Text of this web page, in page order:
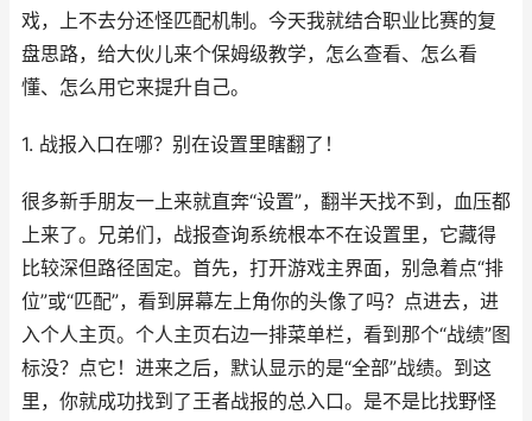
戏，上不去分还怪匹配机制。今天我就结合职业比赛的复
盘思路，给大伙儿来个保姆级教学，怎么查看、怎么看
懂、怎么用它来提升自己。
1. 战报入口在哪？别在设置里瞎翻了！
很多新手朋友一上来就直奔“设置”，翻半天找不到，血压都
上来了。兄弟们，战报查询系统根本不在设置里，它藏得
比较深但路径固定。首先，打开游戏主界面，别急着点“排
位”或“匹配”，看到屏幕左上角你的头像了吗？点进去，进
入个人主页。个人主页右边一排菜单栏，看到那个“战绩”图
标没？点它！进来之后，默认显示的是“全部”战绩。到这
里，你就成功找到了王者战报的总入口。是不是比找野怪